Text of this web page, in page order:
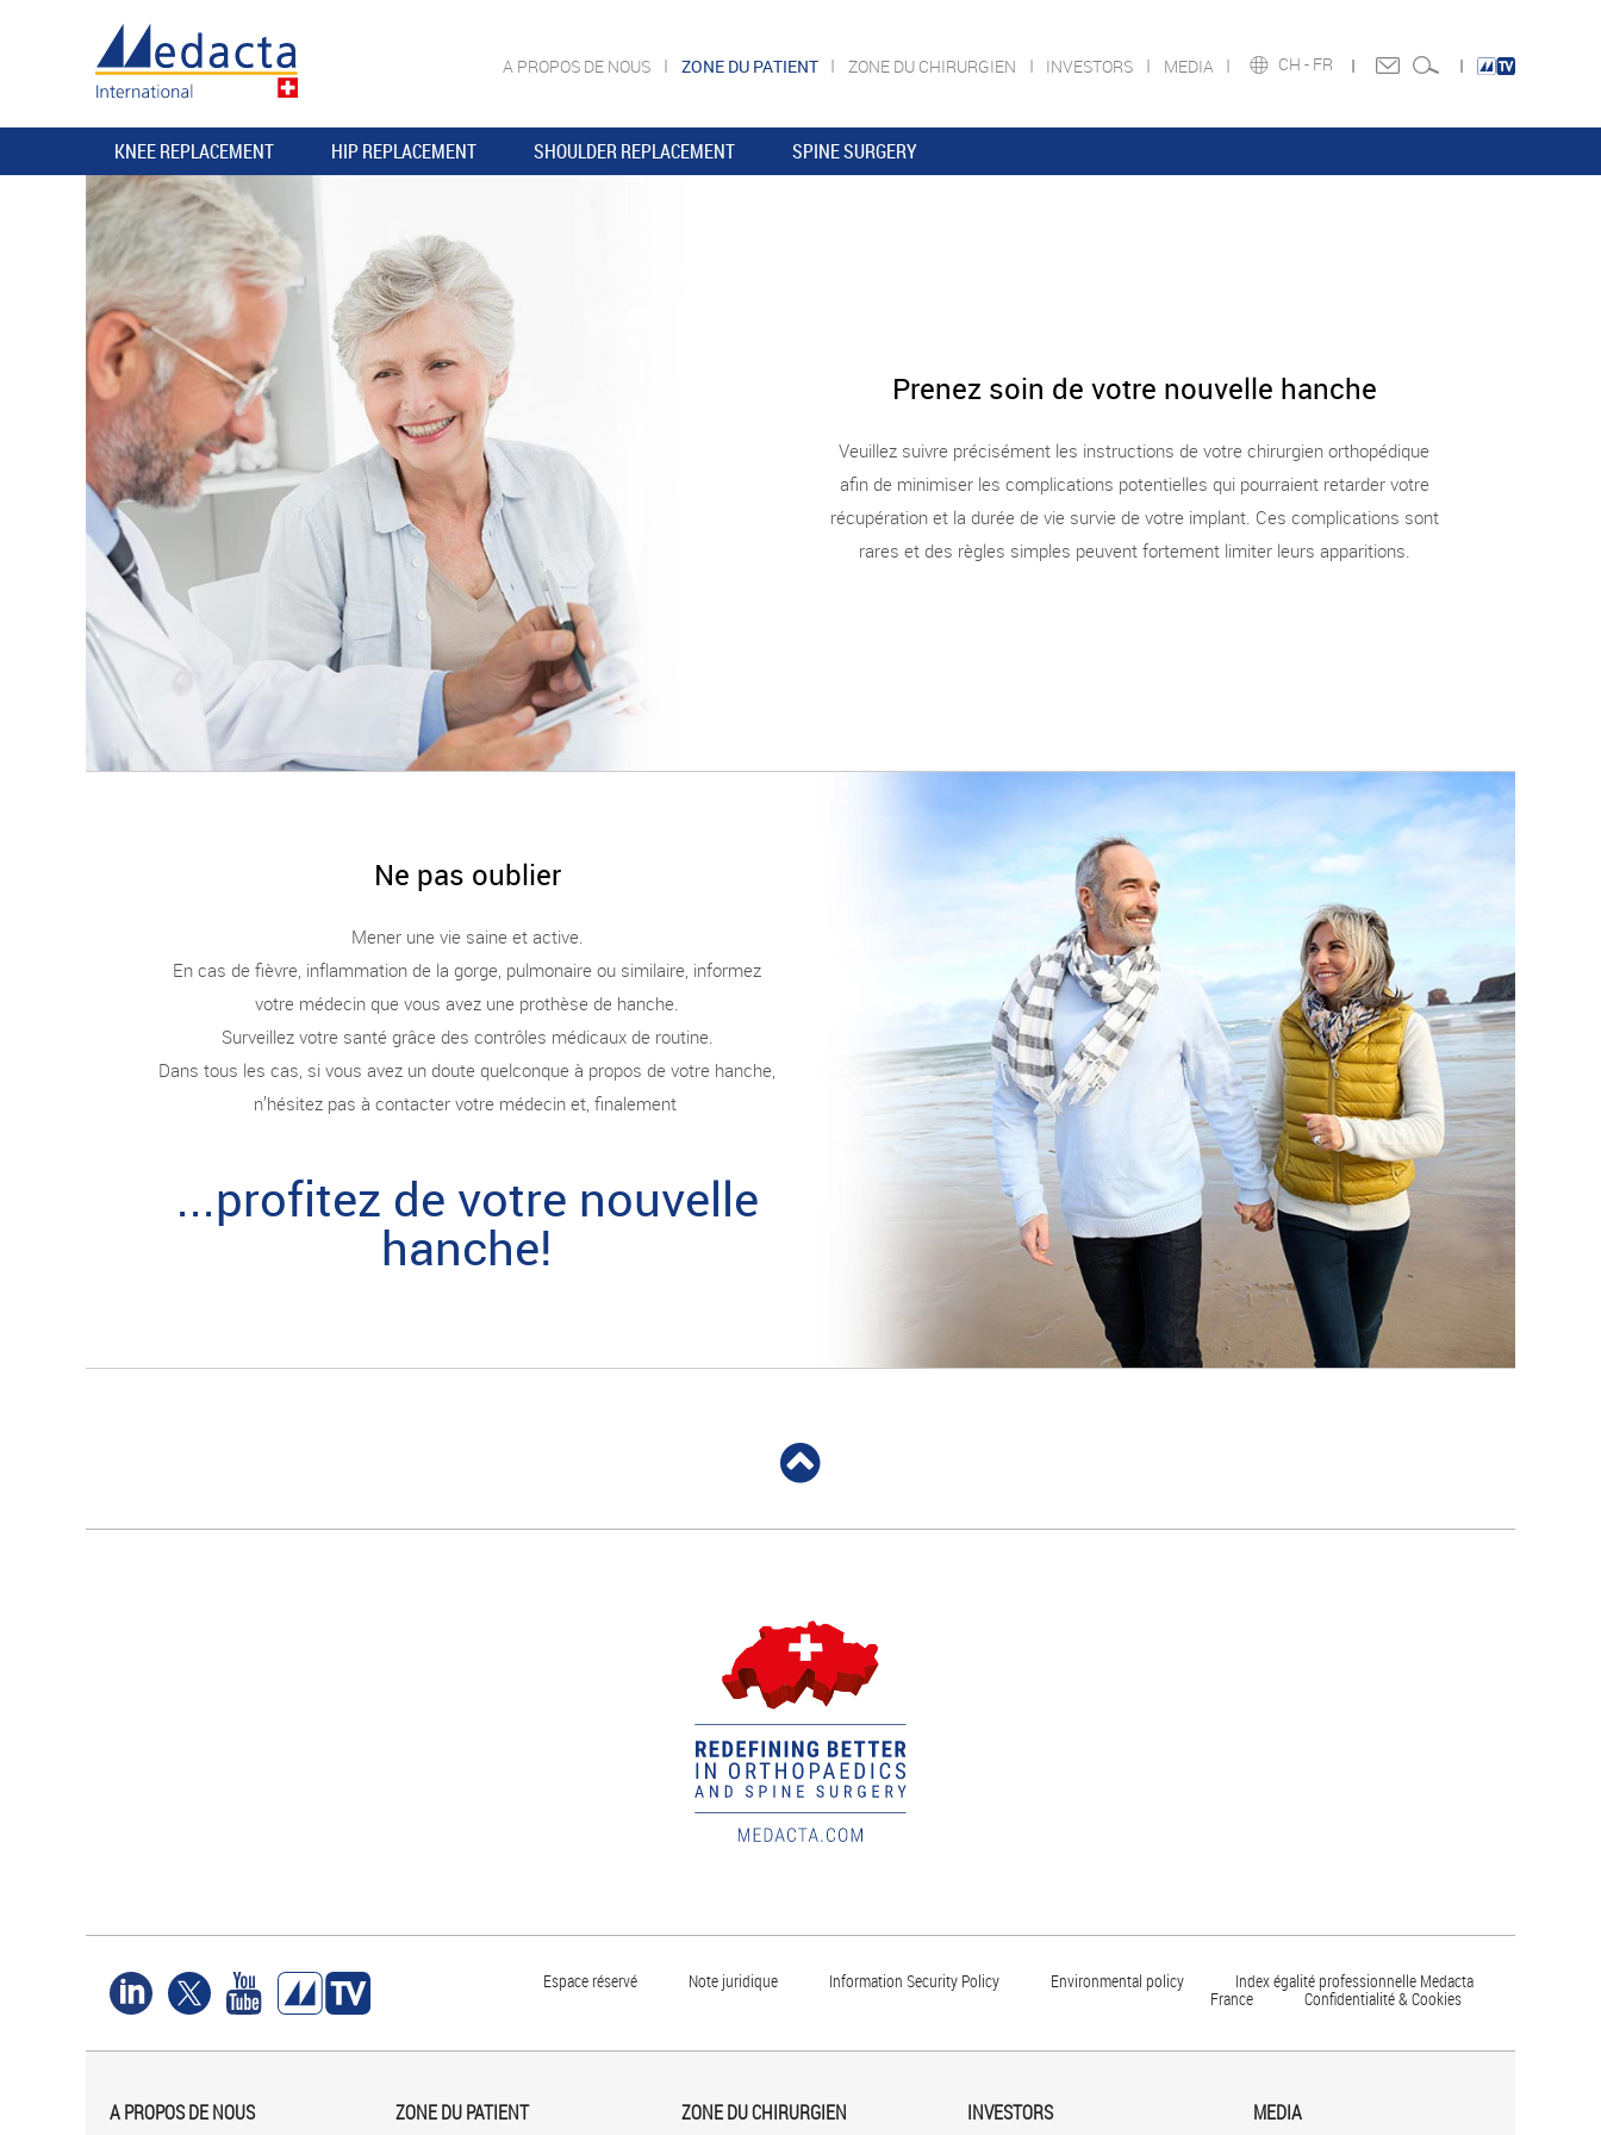
CH - FR
A PROPOS DE NOUS ZONE DU PATIENT ZONE DU CHIRURGIEN INVESTORS MEDIA
KNEE REPLACEMENT HIP REPLACEMENT SHOULDER REPLACEMENT SPINE SURGERY
Prenez soin de votre nouvelle hanche
Veuillez suivre précisément les instructions de votre chirurgien orthopédique
afin de minimiser les complications potentielles qui pourraient retarder votre
récupération et la durée de vie survie de votre implant. Ces complications sont
rares et des règles simples peuvent fortement limiter leurs apparitions.
Ne pas oublier
Mener une vie saine et active.
En cas de fièvre, inflammation de la gorge, pulmonaire ou similaire, informez
votre médecin que vous avez une prothèse de hanche.
Surveillez votre santé grâce des contrôles médicaux de routine.
Dans tous les cas, si vous avez un doute quelconque à propos de votre hanche,
n’hésitez pas à contacter votre médecin et, finalement
...profitez de votre nouvelle
hanche!
Espace réservé Note juridique Information Security Policy Environmental policy Index égalité professionnelle Medacta
France Confidentialité & Cookies
A PROPOS DE NOUS ZONE DU PATIENT ZONE DU CHIRURGIEN INVESTORS MEDIA